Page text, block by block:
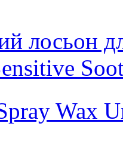
лосьон
Wax